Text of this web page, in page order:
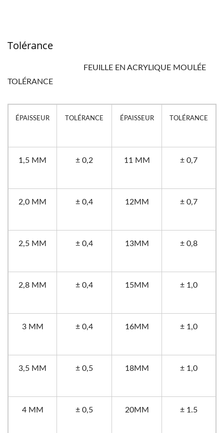
Tolérance
FEUILLE EN ACRYLIQUE MOULÉE
TOLÉRANCE
ÉPAISSEUR TOLÉRANCE ÉPAISSEUR TOLÉRANCE
1,5 MM ± 0,2 11 MM ± 0,7
2,0 MM ± 0,4 12MM ± 0,7
2,5 MM ± 0,4 13MM ± 0,8
2,8 MM ± 0,4 15MM ± 1,0
3 MM ± 0,4 16MM ± 1,0
3,5 MM ± 0,5 18MM ± 1,0
4 MM ± 0,5 20MM ± 1.5